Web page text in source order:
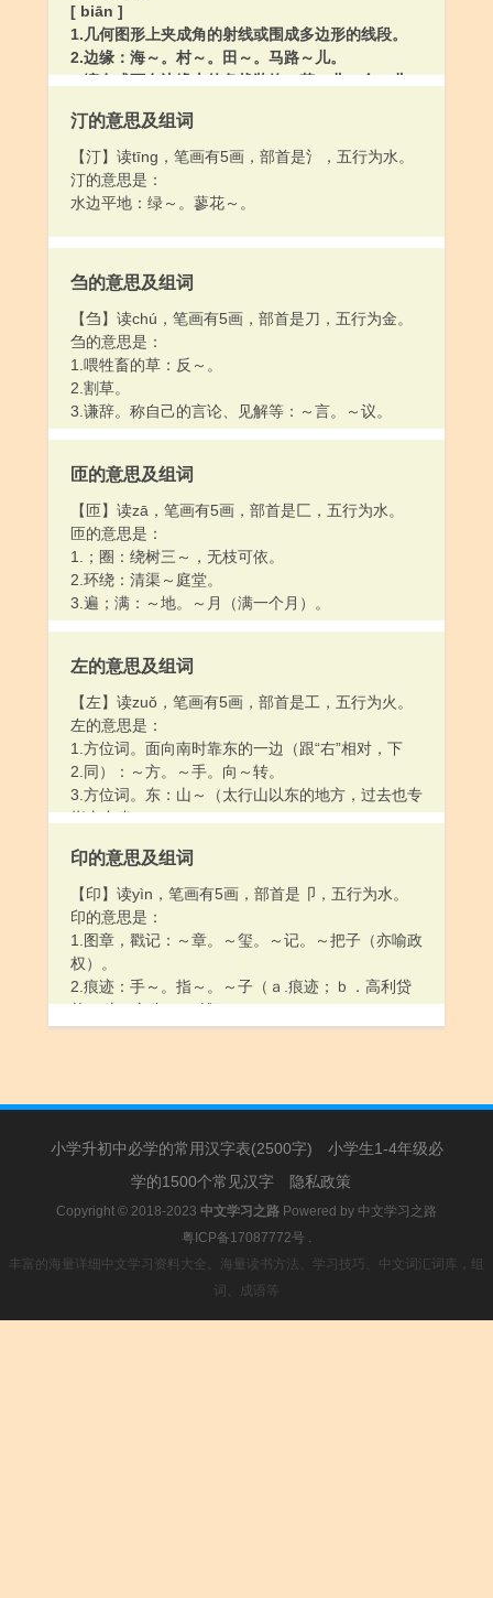
[ biān ]
1.几何图形上夹成角的射线或围成多边形的线段。
2.边缘：海～。村～。田～。马路～儿。
3.镶在或画在边缘上的条状装饰：花～儿。金～儿。
4.边界；边境：～疆。～防。戍～。
5.界限：～际。一望无～。
6.靠近物体的地方：旁～。身～。
7.方面：双～会谈。这～那～都说好了。
目：冬至～上下了一场大雪。活到六十～上还没有
9.两个或几个“边”字分别用在动词前面，表示动作同
时进行：～干～学。～收件，～打包，～托运。
10.姓。
[ bian ]
（～儿）方位词后缀：前～。里～。东～。左～。
汀的意思及组词
【汀】读tīng，笔画有5画，部首是氵，五行为水。
汀的意思是：
水边平地：绿～。蓼花～。
刍的意思及组词
【刍】读chú，笔画有5画，部首是刀，五行为金。
刍的意思是：
1.喂牲畜的草：反～。
2.割草。
3.谦辞。称自己的言论、见解等：～言。～议。
匝的意思及组词
【匝】读zā，笔画有5画，部首是匚，五行为水。
匝的意思是：
1.；圈：绕树三～，无枝可依。
2.环绕：清渠～庭堂。
3.遍；满：～地。～月（满一个月）。
左的意思及组词
【左】读zuǒ，笔画有5画，部首是工，五行为火。
左的意思是：
1.方位词。面向南时靠东的一边（跟“右”相对，下
2.同）：～方。～手。向～转。
3.方位词。东：山～（太行山以东的地方，过去也专
指山东省）。
5.错； 不对头：想～了。说～了。
6.相反：意见相～。
7.进步的；革命的：～ 派。～翼作家。
8.同“佐”
9.姓。
印的意思及组词
【印】读yìn，笔画有5画，部首是卩，五行为水。
印的意思是：
1.图章，戳记：～章。～玺。～记。～把子（亦喻政
权）。
2.痕迹：手～。指～。～子（ａ.痕迹；ｂ．高利贷
的一种，全称“～～钱”）。
3.用油墨、染料之类把文字或图画留在纸、布、器皿
5.外界事物反映在脑中所留下的形象：～象。
小学升初中必学的常用汉字表(2500字)
小学生1-4年级必
学的1500个常见汉字
隐私政策
Copyright © 2018-2023 中文学习之路 Powered by 中文学习之路
粤ICP备17087772号 .
丰富的海量详细中文学习资料大全。海量读书方法、学习技巧、中文词汇词库，组
词、成语等